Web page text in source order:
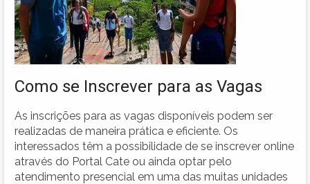
Como se Inscrever para as Vagas
As inscrições para as vagas disponíveis podem ser
realizadas de maneira prática e eficiente. Os
interessados têm a possibilidade de se inscrever online
através do Portal Cate ou ainda optar pelo
atendimento presencial em uma das muitas unidades